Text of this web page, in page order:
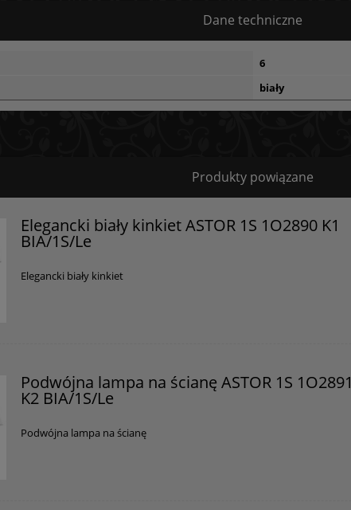
Dane techniczne
6
biały
i ostrzeżenie bezpieczeństwa
oznaczenie CE (zgodność z normami UE).
Produkty powiązane
Elegancki biały kinkiet ASTOR 1S 1O2890 K1
BIA/1S/Le
Elegancki biały kinkiet
Podwójna lampa na ścianę ASTOR 1S 1O2891
K2 BIA/1S/Le
Podwójna lampa na ścianę